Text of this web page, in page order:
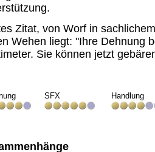
Zitat, von Worf in
Wehen liegt: "Ihre Dehnung
Sie können jetzt
SFX Handlung